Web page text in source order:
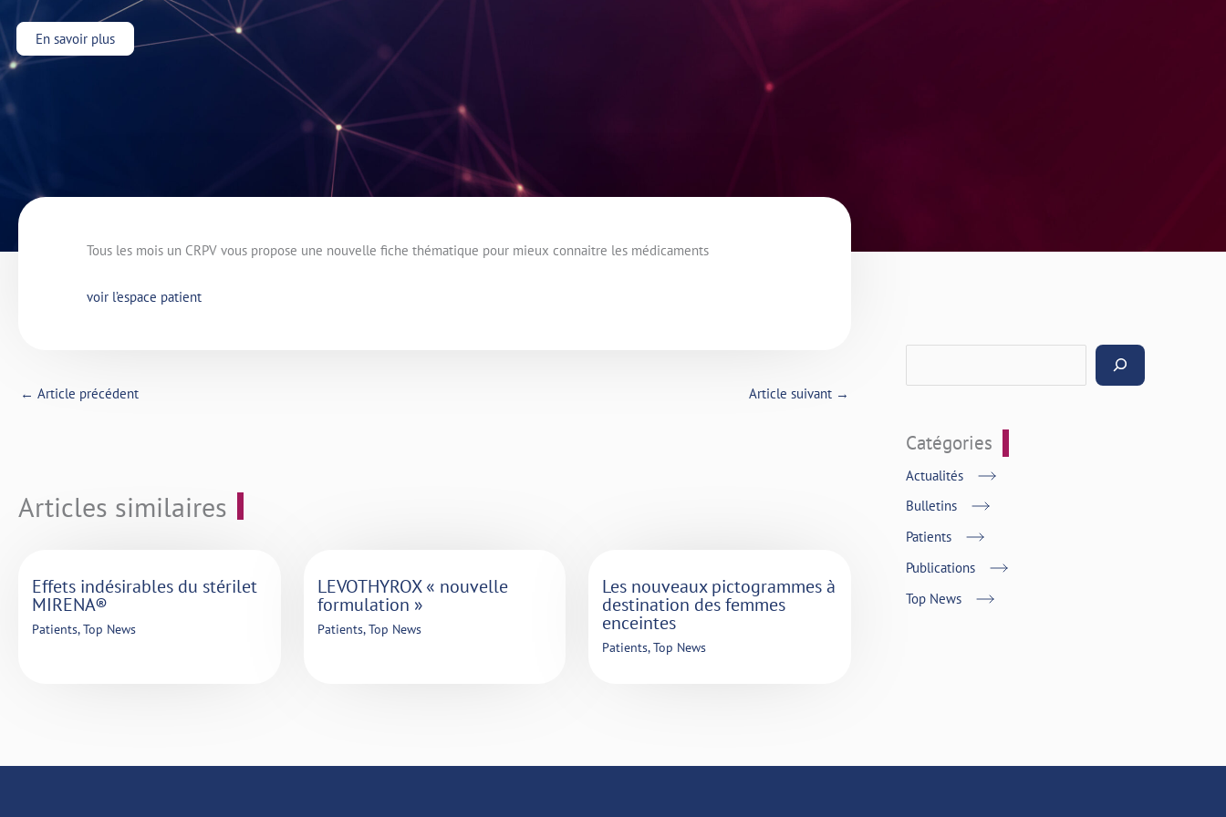
En savoir plus
Tous les mois un CRPV vous propose une nouvelle fiche thématique pour mieux connaitre les médicaments
voir l’espace patient
← Article précédent Article suivant →
Articles similaires
Effets indésirables du stérilet
MIRENA®
Patients,Top News
LEVOTHYROX « nouvelle
formulation »
Patients,Top News
Les nouveaux pictogrammes à
destination des femmes
enceintes
Patients,Top News
Catégories
Actualités
Bulletins
Patients
Publications
Top News